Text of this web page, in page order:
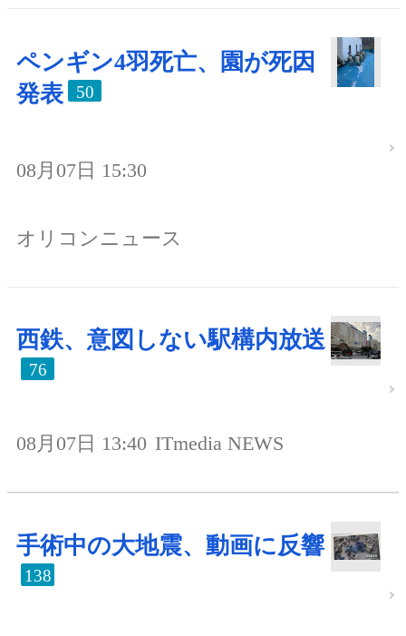
ペンギン4羽死亡、園が死因
発表
50
08月07日 15:30
オリコンニュース
西鉄、意図しない駅構内放送
76
08月07日 13:40 ITmedia NEWS
手術中の大地震、動画に反響
138